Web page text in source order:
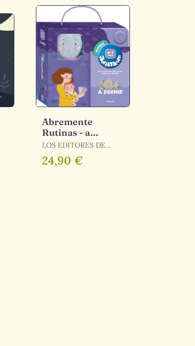
Abremente
Rutinas - a
Dormir 0-1 Años
LOS EDITORES DE
ABREMENTE
24,90 €